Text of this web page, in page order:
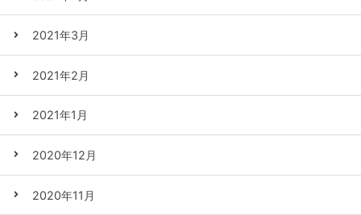
2021年3月
2021年2月
2021年1月
2020年12月
2020年11月